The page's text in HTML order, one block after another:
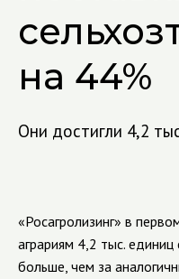
на 44%
Они достигли 4,2
«Росагролизинг» в
аграриям 4,2 тыс. единиц
больше, чем за